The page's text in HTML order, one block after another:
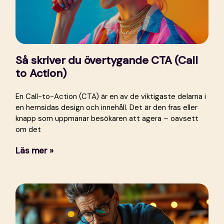
Så skriver du övertygande CTA (Call
to Action)
En Call-to-Action (CTA) är en av de viktigaste delarna i
en hemsidas design och innehåll. Det är den fras eller
knapp som uppmanar besökaren att agera – oavsett
om det
Läs mer »